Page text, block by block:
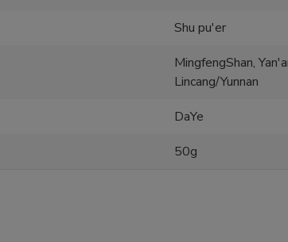
Shu pu'er
MingfengShan,
Lincang/Yunnan
DaYe
50g